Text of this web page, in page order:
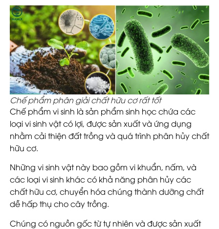
Chế phẩm phân giải chất hữu cơ rất tốt
Chế phẩm vi sinh là sản phẩm sinh học chứa các
loại vi sinh vật có lợi, được sản xuất và ứng dụng
nhằm cải thiện đất trồng và quá trình phân hủy chất
hữu cơ.
Những vi sinh vật này bao gồm vi khuẩn, nấm, và
các loại vi sinh khác có khả năng phân hủy các
chất hữu cơ, chuyển hóa chúng thành dưỡng chất
dễ hấp thụ cho cây trồng.
Chúng có nguồn gốc từ tự nhiên và được sản xuất